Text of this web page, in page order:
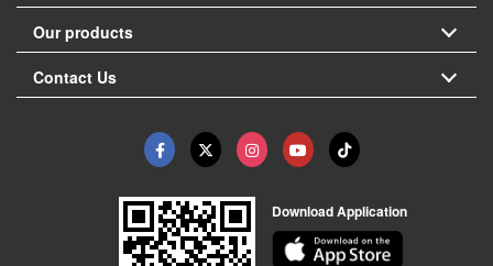
Our products
Contact Us
Download Application